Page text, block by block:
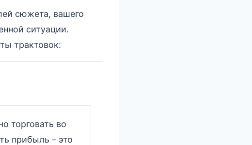
сюжета, вашего
ситуации.
трактовок:
торговать во
прибыль – это